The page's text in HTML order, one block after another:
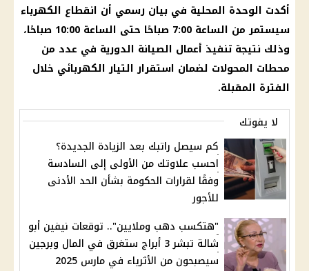
أكدت الوحدة المحلية في بيان رسمي أن انقطاع الكهرباء
سيستمر من الساعة 7:00 صباحًا حتى الساعة 10:00 صباحًا،
وذلك نتيجة تنفيذ أعمال الصيانة الدورية في عدد من
محطات المحولات لضمان استقرار التيار الكهربائي خلال
الفترة المقبلة.
لا يفوتك
كم سيصل راتبك بعد الزيادة الجديدة؟
احسب علاوتك من الأولى إلى السادسة
وفقًا لقرارات الحكومة بشأن الحد الأدنى
للأجور
"هتكسب دهب وملايين".. توقعات نيفين أبو
شالة تبشر 3 أبراج ستغرق في المال وبرجين
سيصبحون من الأثرياء في مارس 2025